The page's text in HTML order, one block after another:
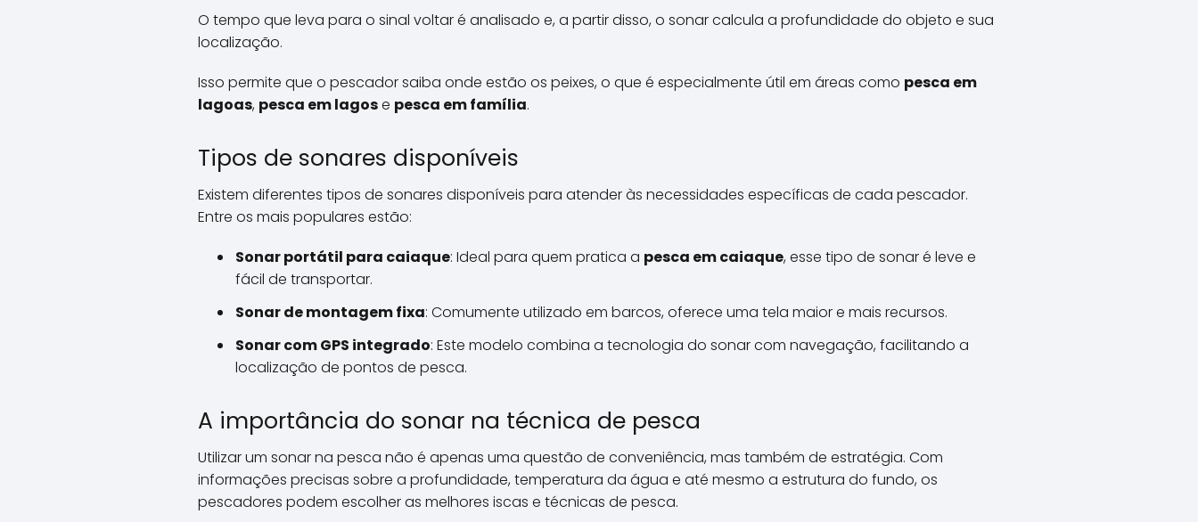
O tempo que leva para o sinal voltar é analisado e, a partir disso, o sonar calcula a profundidade do objeto e sua
localização.
Isso permite que o pescador saiba onde estão os peixes, o que é especialmente útil em áreas como pesca em
lagoas, pesca em lagose pesca em família.
Tipos de sonares disponíveis
Existem diferentes tipos de sonares disponíveis para atender às necessidades específicas de cada pescador.
Entre os mais populares estão:
Sonar portátil para caiaque: Ideal para quem pratica a pesca em caiaque, esse tipo de sonar é leve e
fácil de transportar.
Sonar de montagem fixa: Comumente utilizado em barcos, oferece uma tela maior e mais recursos.
Sonar com GPS integrado: Este modelo combina a tecnologia do sonar com navegação, facilitando a
localização de pontos de pesca.
A importância do sonar na técnica de pesca
Utilizar um sonar na pesca não é apenas uma questão de conveniência, mas também de estratégia. Com
informações precisas sobre a profundidade, temperatura da água e até mesmo a estrutura do fundo, os
pescadores podem escolher as melhores iscas e técnicas de pesca.